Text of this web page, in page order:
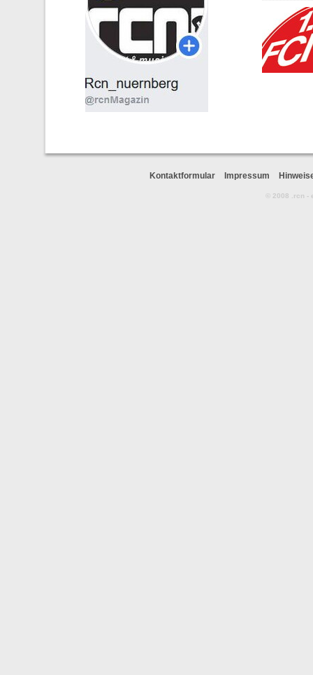
Kontaktformular Impressum
© 2008 .rcn